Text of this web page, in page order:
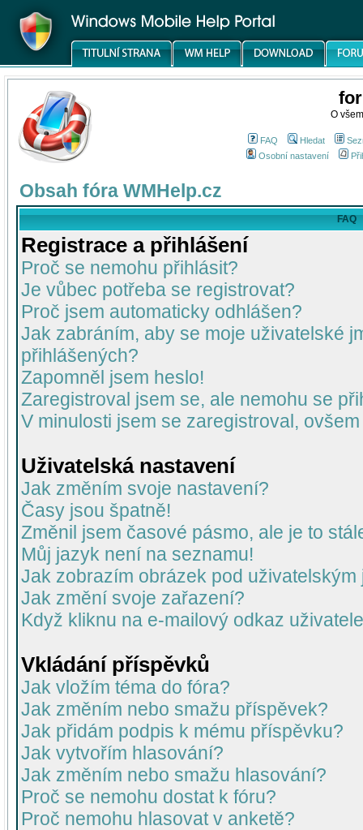
O
FAQ Hledat
Osobní nastavení
Obsah fóra WMHelp.cz
FAQ
Registrace a přihlášení
Proč se nemohu přihlásit?
Je vůbec potřeba se registrovat?
Proč jsem automaticky odhlášen?
Jak zabráním, aby se moje uživatelské
přihlášených?
Zapomněl jsem heslo!
Zaregistroval jsem se, ale nemohu se
V minulosti jsem se zaregistroval,
Uživatelská nastavení
Jak změním svoje nastavení?
Časy jsou špatně!
Změnil jsem časové pásmo, ale je to
Můj jazyk není na seznamu!
Jak zobrazím obrázek pod uživatelským
Jak změní svoje zařazení?
Když kliknu na e-mailový odkaz
Vkládání příspěvků
Jak vložím téma do fóra?
Jak změním nebo smažu příspěvek?
Jak přidám podpis k mému příspěvku?
Jak vytvořím hlasování?
Jak změním nebo smažu hlasování?
Proč se nemohu dostat k fóru?
Proč nemohu hlasovat v anketě?